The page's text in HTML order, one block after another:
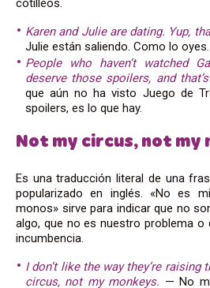
Karen and Julie are dating. Yup,
Julie están saliendo. Como lo oyes.
People who haven’t watched
deserve those spoilers, and
que aún no ha visto Juego de
spoilers, es lo que hay.
Not my circus, not my
Es una traducción literal de una
popularizado en inglés. «No es
monos» sirve para indicar que no
algo, que no es nuestro problema o
incumbencia.
I don’t like the way they’re
circus, not my monkeys. — No